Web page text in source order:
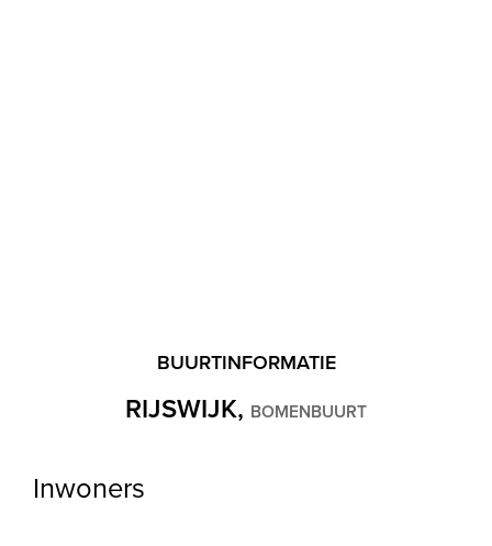
BUURTINFORMATIE
RIJSWIJK, BOMENBUURT
Inwoners